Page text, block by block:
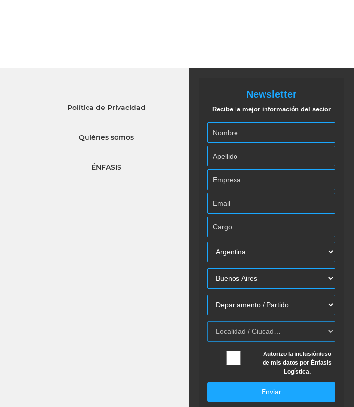
Política de Privacidad
Quiénes somos
ÉNFASIS
Newsletter
Recibe la mejor información del sector
Autorizo la inclusión/uso
de mis datos por Énfasis
Logística.
Enviar